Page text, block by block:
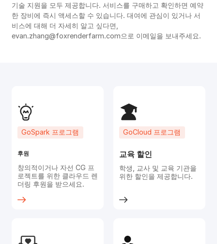
기술 지원을 모두 제공합니다. 서비스를 구매하고 확인하면 예약
한 장비에 즉시 액세스할 수 있습니다. 대여에 관심이 있거나 서
비스에 대해 더 자세히 알고 싶다면,
evan.zhang@foxrenderfarm.com으로 이메일을 보내주세요.
GoSpark 프로그램
후원
창의적이거나 자선 CG 프
로젝트를 위한 클라우드 렌
더링 후원을 받으세요.
GoCloud 프로그램
교육 할인
학생, 교사 및 교육 기관을
위한 할인을 제공합니다.